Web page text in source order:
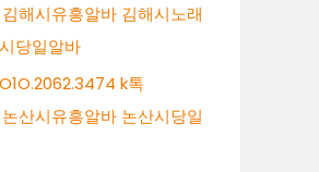
해시유흥알바 김해시노래
당일알바
k톡
산시유흥알바 논산시당일